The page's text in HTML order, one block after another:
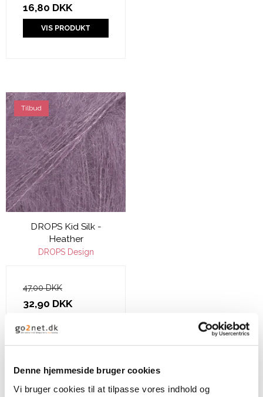
Denne hjemmeside bruger cookies
Vi bruger cookies til at tilpasse vores indhold og
16,80 DKK
VIS PRODUKT
Tilbud
DROPS Kid Silk -
Heather
DROPS Design
47,00 DKK
32,90 DKK
VIS PRODUKT